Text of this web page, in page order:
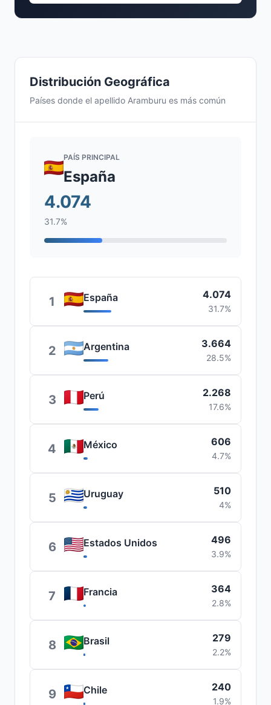
Distribución Geográfica
Países donde el apellido Aramburu es más común
PAÍS PRINCIPAL
España
4.074
31.7%
1 España 4.074
31.7%
2 Argentina 3.664
28.5%
3 Perú 2.268
17.6%
4 México 606
4.7%
5 Uruguay 510
4%
6 Estados Unidos 496
3.9%
7 Francia 364
2.8%
8 Brasil 279
2.2%
9 Chile 240
1.9%